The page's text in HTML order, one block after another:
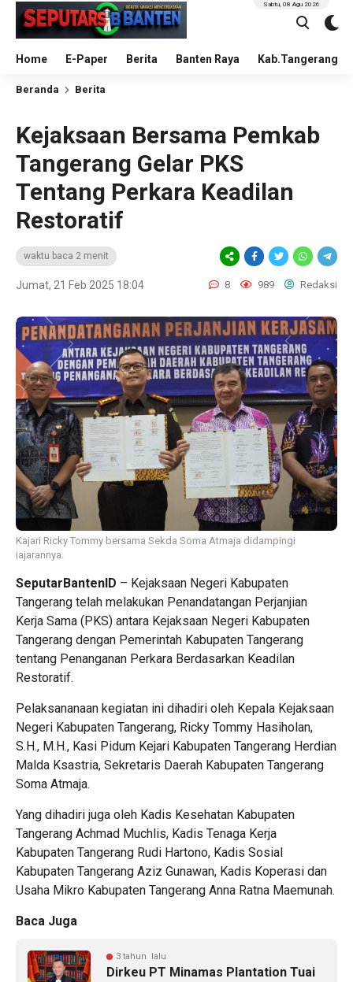
Home E-Paper Berita Banten Raya Kab.Tangerang
Sabtu, 08 Agu 2026
Beranda Berita
Kejaksaan Bersama Pemkab
Tangerang Gelar PKS
Tentang Perkara Keadilan
Restoratif
waktu baca 2 menit
Jumat, 21 Feb 2025 18:04 8 989 Redaksi
Kajari Ricky Tommy bersama Sekda Soma Atmaja didampingi
jajarannya.
SeputarBantenID – Kejaksaan Negeri Kabupaten
Tangerang telah melakukan Penandatangan Perjanjian
Kerja Sama (PKS) antara Kejaksaan Negeri Kabupaten
Tangerang dengan Pemerintah Kabupaten Tangerang
tentang Penanganan Perkara Berdasarkan Keadilan
Restoratif.
Pelaksananaan kegiatan ini dihadiri oleh Kepala Kejaksaan
Negeri Kabupaten Tangerang, Ricky Tommy Hasiholan,
S.H., M.H., Kasi Pidum Kejari Kabupaten Tangerang Herdian
Malda Ksastria, Sekretaris Daerah Kabupaten Tangerang
Soma Atmaja.
Yang dihadiri juga oleh Kadis Kesehatan Kabupaten
Tangerang Achmad Muchlis, Kadis Tenaga Kerja
Kabupaten Tangerang Rudi Hartono, Kadis Sosial
Kabupaten Tangerang Aziz Gunawan, Kadis Koperasi dan
Usaha Mikro Kabupaten Tangerang Anna Ratna Maemunah.
Baca Juga
3 tahun lalu
Dirkeu PT Minamas Plantation Tuai